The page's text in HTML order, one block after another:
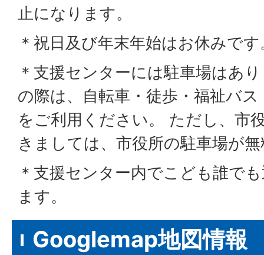
止になります。
＊祝日及び年末年始はお休みです
＊支援センターには駐車場はあ
の際は、自転車・徒歩・福祉バ
をご利用ください。 ただし、市
きましては、市役所の駐車場が
＊支援センター内でこども誰で
ます。
Googlemap地図情報